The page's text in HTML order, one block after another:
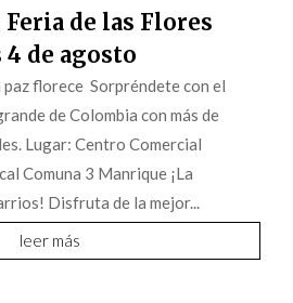
de las Flores
de agosto
paz florece Sorpréndete con el
de Colombia con más de
Lugar: Centro Comercial
Comuna 3 Manrique ¡La
Disfruta de la mejor...
leer más